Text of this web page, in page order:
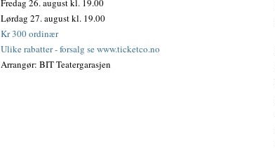
Fredag 26. august kl. 19.00
Lørdag 27. august kl. 19.00
Kr 300 ordinær
Ulike rabatter - forsalg se www.ticketco.no
Arrangør: BIT Teatergarasjen